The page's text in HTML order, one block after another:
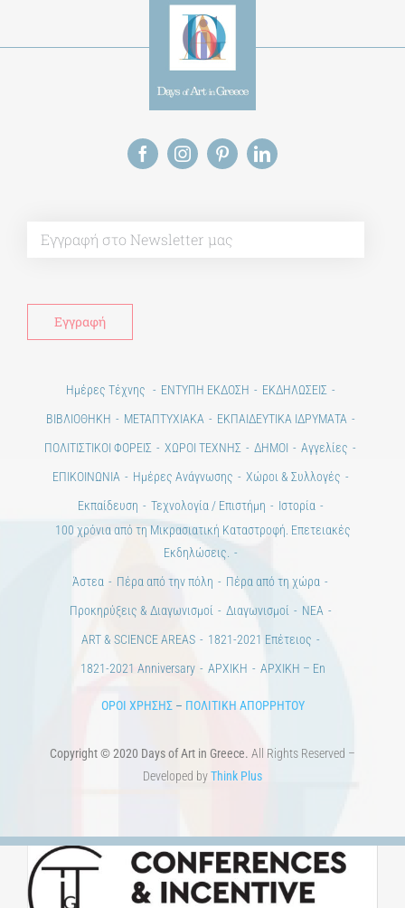
Ημέρες Τέχνης
ΕΠΙΚΟΙΝΩΝΙΑ
Ημέρες Ανάγνωσης
Χώροι & Συλλογές
Εκπαίδευση
Τεχνολογία / Επιστήμη
Ιστορία
100 χρόνια από τη Μικρασιατική Καταστροφή. Επετειακές
Εκδηλώσεις.
Άστεα
Πέρα από την πόλη
Πέρα από τη χώρα
Προκηρύξεις & Διαγωνισμοί
Διαγωνισμοί
ΝΕΑ
ART & SCIENCE AREAS
1821-2021 Επέτειος
1821-2021 Anniversary
ΑΡΧΙΚΗ ΑΡΧΙΚΗ – En
ΟΡΟΙ ΧΡΗΣΗΣ ΠΟΛΙΤΙΚΗ ΑΠΟΡΡΗΤΟΥ
Copyright © 2020 Days of Art in Greece. All Rights Reserved –